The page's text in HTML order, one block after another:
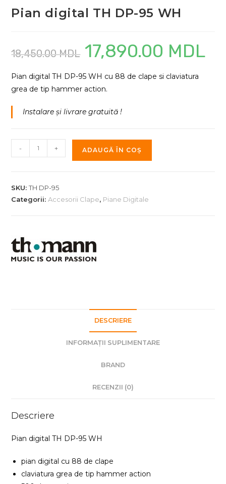
Pian digital TH DP-95 WH
18,450.00MDL
Prețul
inițial
18,450.00 MDL.
17,890.00 MDLeste:
Pian digital TH DP-95 WH cu 88 de clape si claviatura
grea de tip hammer action.
Instalare și livrare gratuită !
Cantitate
Pian
- + ADAUGĂ ÎN COȘ
SKU:TH DP-95
Categorii: Accesorii Clape, Piane Digitale
DESCRIERE
INFORMAȚII SUPLIMENTARE
BRAND
RECENZII (0)
Descriere
Pian digital TH DP-95 WH
pian digital cu 88 de clape
claviatura grea de tip hammer action